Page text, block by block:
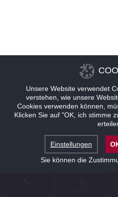
Unsere Website verwendet
verstehen, wie unsere
Cookies verwenden können,
Klicken Sie auf "OK, ich stimme
Einstellungen
Sie können die